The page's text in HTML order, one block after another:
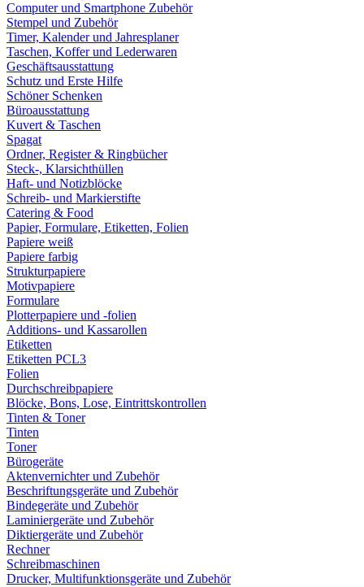
Computer und Smartphone Zubehör
Stempel und Zubehör
Timer, Kalender und Jahresplaner
Taschen, Koffer und Lederwaren
Geschäftsausstattung
Schutz und Erste Hilfe
Schöner Schenken
Büroausstattung
Kuvert & Taschen
Spagat
Ordner, Register & Ringbücher
Steck-, Klarsichthüllen
Haft- und Notizblöcke
Schreib- und Markierstifte
Catering & Food
Papier, Formulare, Etiketten, Folien
Papiere weiß
Papiere farbig
Strukturpapiere
Motivpapiere
Formulare
Plotterpapiere und -folien
Additions- und Kassarollen
Etiketten
Etiketten PCL3
Folien
Durchschreibpapiere
Blöcke, Bons, Lose, Eintrittskontrollen
Tinten & Toner
Tinten
Toner
Bürogeräte
Aktenvernichter und Zubehör
Beschriftungsgeräte und Zubehör
Bindegeräte und Zubehör
Laminiergeräte und Zubehör
Diktiergeräte und Zubehör
Rechner
Schreibmaschinen
Drucker, Multifunktionsgeräte und Zubehör